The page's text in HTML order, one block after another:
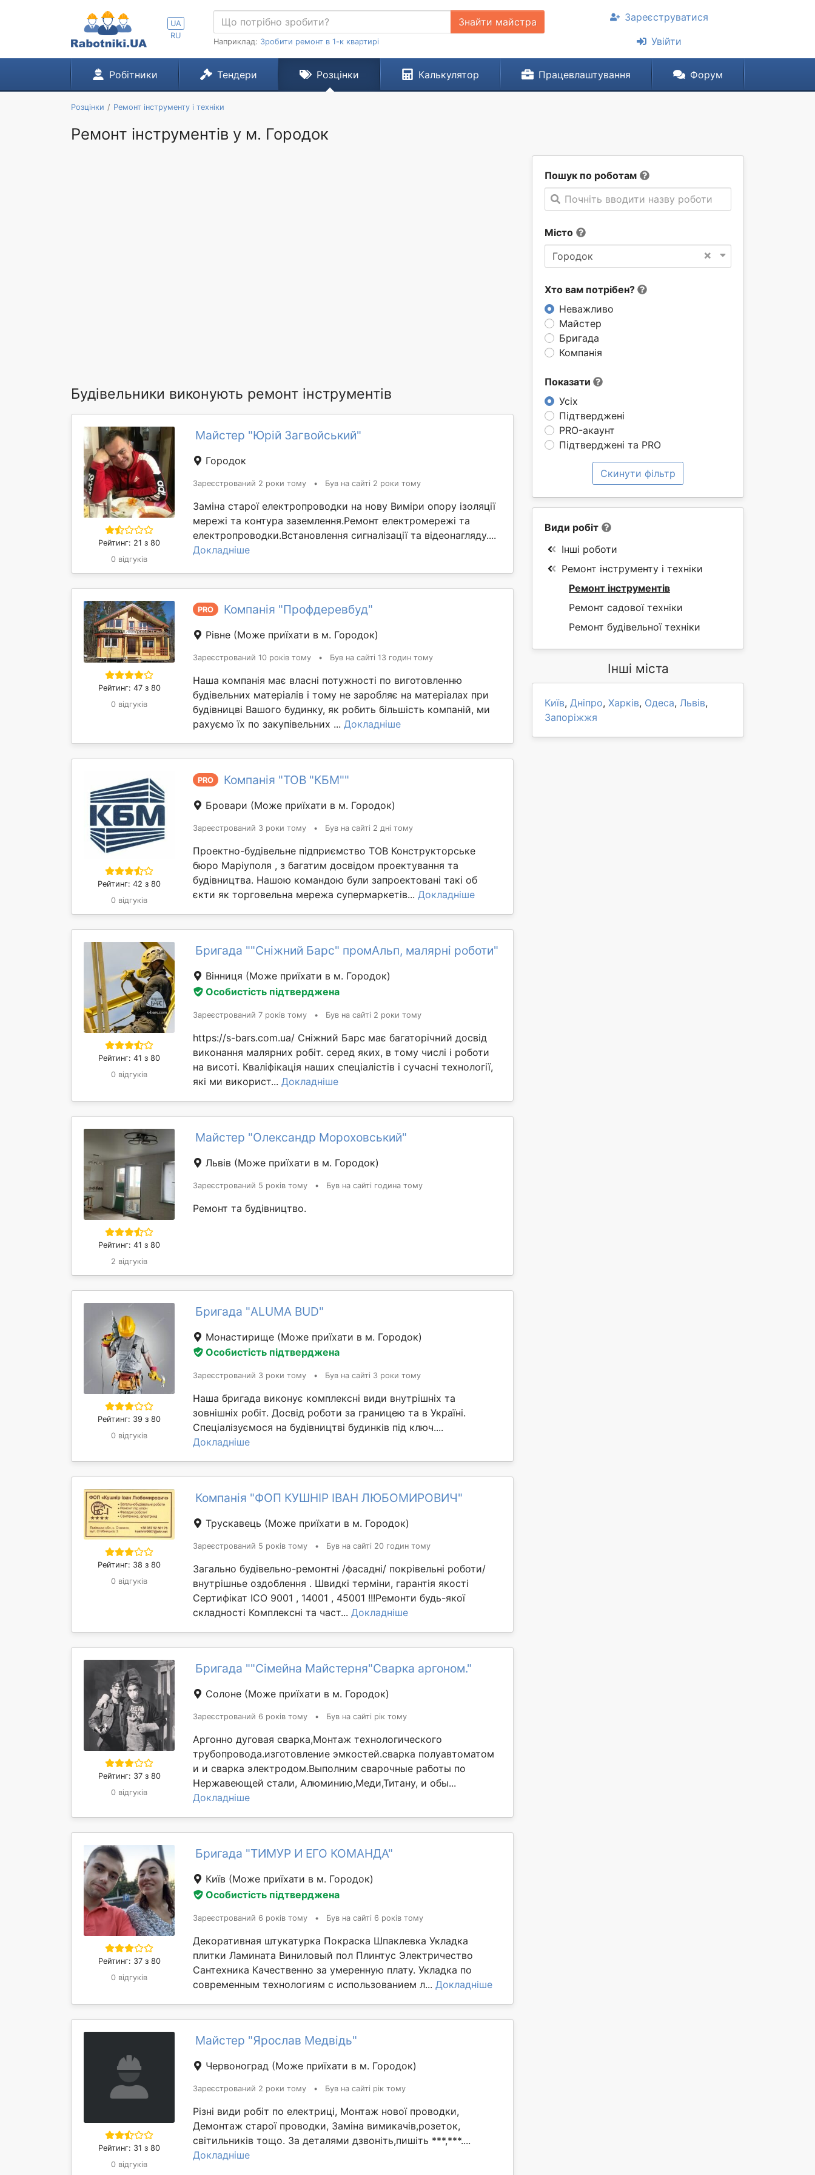
UA
RU
Знайти майстра
Наприклад: Зробити ремонт в 1-к квартирі
Зареєструватися
Увійти
Робітники Тендери Розцінки Калькулятор Працевлаштування Форум
Розцінки Ремонт інструменту і техніки
Ремонт інструментів у м. Городок
Пошук по роботам
Почніть вводити назву роботи
Місто
×
Городок
Хто вам потрібен?
Неважливо
Майстер
Бригада
Компанія
Показати
Усіх
Підтверджені
PRO-акаунт
Підтверджені та PRO
Скинути фільтр
Будівельники виконують ремонт інструментів
Рейтинг: 21 з 80
0 відгуків
Майстер "Юрій Загвойський"
Городок
Зареєстрований 2 роки тому • Був на сайті 2 роки тому
Заміна старої електропроводки на нову Виміри опору ізоляції
мережі та контура заземлення.Ремонт електромережі та
електропроводки.Встановлення сигналізації та відеонагляду....
Докладніше
Рейтинг: 47 з 80
0 відгуків
PRO Компанія "Профдеревбуд"
Рівне (Може приїхати в м. Городок)
Зареєстрований 10 років тому • Був на сайті 13 годин тому
Наша компанія має власні потужності по виготовленню
будівельних матеріалів і тому не заробляє на матеріалах при
будівницві Вашого будинку, як робить більшість компаній, ми
рахуємо їх по закупівельних ... Докладніше
Рейтинг: 42 з 80
0 відгуків
PRO Компанія "ТОВ "КБМ""
Бровари (Може приїхати в м. Городок)
Зареєстрований 3 роки тому • Був на сайті 2 дні тому
Проектно-будівельне підприємство ТОВ Конструкторське
бюро Маріуполя , з багатим досвідом проектування та
будівництва. Нашою командою були запроектовані такі об
єкти як торговельна мережа супермаркетів... Докладніше
Рейтинг: 41 з 80
0 відгуків
Бригада ""Сніжний Барс" промАльп, малярні роботи"
Вінниця (Може приїхати в м. Городок)
Особистість підтверджена
Зареєстрований 7 років тому • Був на сайті 2 роки тому
https://s-bars.com.ua/ Сніжний Барс має багаторічний досвід
виконання малярних робіт. серед яких, в тому числі і роботи
на висоті. Кваліфікація наших спеціалістів і сучасні технології,
які ми використ... Докладніше
Рейтинг: 41 з 80
2 відгуків
Майстер "Олександр Мороховський"
Львів (Може приїхати в м. Городок)
Зареєстрований 5 років тому • Був на сайті година тому
Ремонт та будівництво.
Рейтинг: 39 з 80
0 відгуків
Бригада "ALUMA BUD"
Монастирище (Може приїхати в м. Городок)
Особистість підтверджена
Зареєстрований 3 роки тому • Був на сайті 3 роки тому
Наша бригада виконує комплексні види внутрішніх та
зовнішніх робіт. Досвід роботи за границею та в Україні.
Спеціалізуємося на будівництві будинків під ключ....
Докладніше
Рейтинг: 38 з 80
0 відгуків
Компанія "ФОП КУШНІР ІВАН ЛЮБОМИРОВИЧ"
Трускавець (Може приїхати в м. Городок)
Зареєстрований 5 років тому • Був на сайті 20 годин тому
Загально будівельно-ремонтні /фасадні/ покрівельні роботи/
внутрішнье оздоблення . Швидкі терміни, гарантія якості
Сертифікат ICO 9001 , 14001 , 45001 !!!Ремонти будь-якої
складності Комплексні та част... Докладніше
Рейтинг: 37 з 80
0 відгуків
Бригада ""Сімейна Майстерня"Сварка аргоном."
Солоне (Може приїхати в м. Городок)
Зареєстрований 6 років тому • Був на сайті рік тому
Аргонно дуговая сварка,Монтаж технологического
трубопровода.изготовление эмкостей.сварка полуавтоматом
и и сварка электродом.Выполним сварочные работы по
Нержавеющей стали, Алюминию,Меди,Титану, и обы...
Докладніше
Рейтинг: 37 з 80
0 відгуків
Бригада "ТИМУР И ЕГО КОМАНДА"
Київ (Може приїхати в м. Городок)
Особистість підтверджена
Зареєстрований 6 років тому • Був на сайті 6 років тому
Декоративная штукатурка Покраска Шпаклевка Укладка
плитки Ламината Виниловый пол Плинтус Электричество
Сантехника Качественно за умеренную плату. Укладка по
современным технологиям с использованием л... Докладніше
Рейтинг: 31 з 80
0 відгуків
Майстер "Ярослав Медвідь"
Червоноград (Може приїхати в м. Городок)
Зареєстрований 2 роки тому • Був на сайті рік тому
Різні види робіт по електриці, Монтаж нової проводки,
Демонтаж старої проводки, Заміна вимикачів,розеток,
світильників тощо. За деталями дзвоніть,пишіть ***,***....
Докладніше
Види робіт
Інші роботи
Ремонт інструменту і техніки
Ремонт інструментів
Ремонт садової техніки
Ремонт будівельної техніки
Інші міста
Київ, Дніпро, Харків, Одеса, Львів,
Запоріжжя